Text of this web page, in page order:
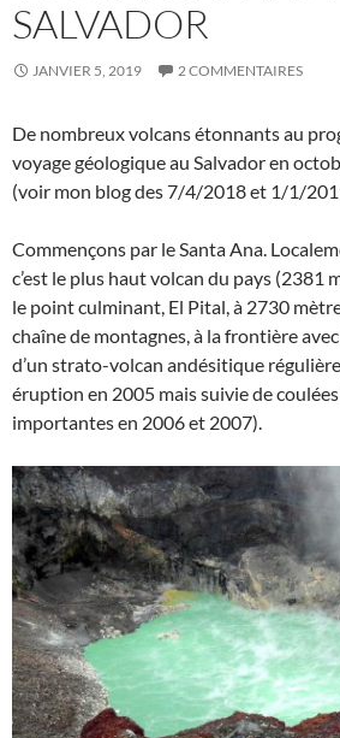
SALVADOR
JANVIER 5, 2019 2 COMMENTAIRES
De nombreux volcans étonnants au
voyage géologique au Salvador en
(voir mon blog des 7/4/2018 et 1/1/
Commençons par le Santa Ana.
c’est le plus haut volcan du pays (2381
le point culminant, El Pital, à 2730
chaîne de montagnes, à la frontière
d’un strato-volcan andésitique
éruption en 2005 mais suivie de
importantes en 2006 et 2007).